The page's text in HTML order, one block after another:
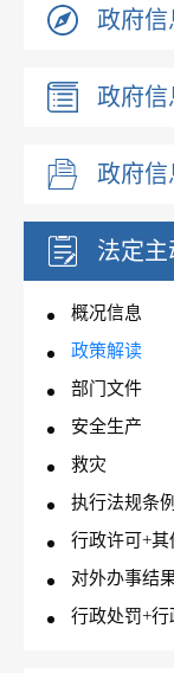
政府信
政府信
政府信
法定
概况信息
政策解读
部门文件
安全生产
救灾
执行法规条例
行政许可+
对外办事结
行政处罚+行